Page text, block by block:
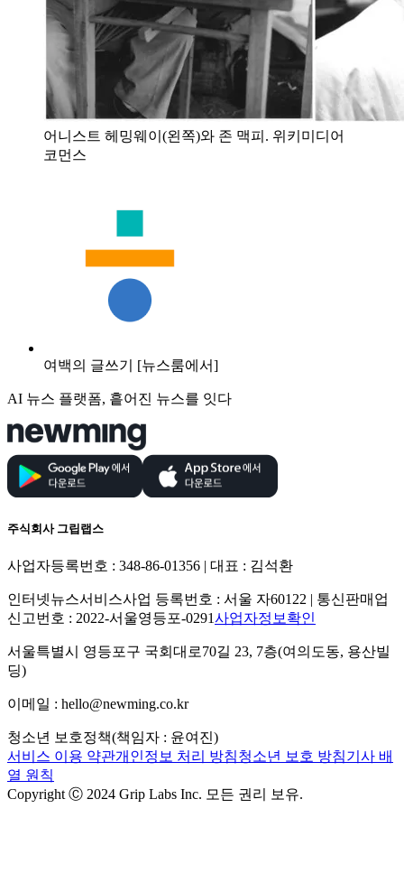
어니스트 헤밍웨이(왼쪽)와 존 맥피. 위키미디어
코먼스
여백의 글쓰기 [뉴스룸에서]
AI 뉴스 플랫폼, 흩어진 뉴스를 잇다
주식회사 그립랩스
사업자등록번호 : 348-86-01356 | 대표 : 김석환
인터넷뉴스서비스사업 등록번호 : 서울 자60122 | 통신판매업
신고번호 : 2022-서울영등포-0291사업자정보확인
서울특별시 영등포구 국회대로70길 23, 7층(여의도동, 용산빌
딩)
이메일 : hello@newming.co.kr
청소년 보호정책(책임자 : 윤여진)
서비스 이용 약관개인정보 처리 방침청소년 보호 방침기사 배
열 원칙
Copyright Ⓒ 2024 Grip Labs Inc. 모든 권리 보유.